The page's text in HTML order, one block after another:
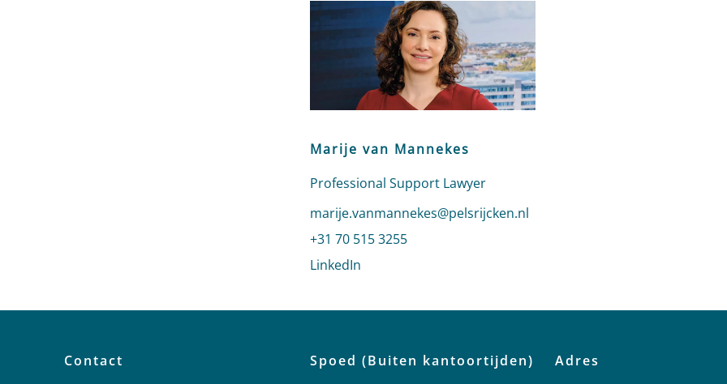
Marije van Mannekes
Professional Support Lawyer
Stuur een e-mail naar Marije van Mannekes
marije.vanmannekes@pelsrijcken.nl
Bel naar Marije van Mannekes
+31 70 515 3255
LinkedIn
Contact Spoed (Buiten kantoortijden) Adres